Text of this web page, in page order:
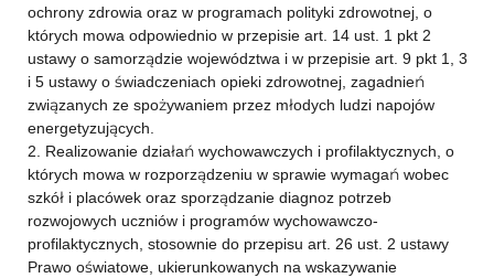
ochrony zdrowia oraz w programach polityki zdrowotnej, o
których mowa odpowiednio w przepisie art. 14 ust. 1 pkt 2
ustawy o samorządzie województwa i w przepisie art. 9 pkt 1, 3
i 5 ustawy o świadczeniach opieki zdrowotnej, zagadnień
związanych ze spożywaniem przez młodych ludzi napojów
energetyzujących.
2. Realizowanie działań wychowawczych i profilaktycznych, o
których mowa w rozporządzeniu w sprawie wymagań wobec
szkół i placówek oraz sporządzanie diagnoz potrzeb
rozwojowych uczniów i programów wychowawczo-
profilaktycznych, stosownie do przepisu art. 26 ust. 2 ustawy
Prawo oświatowe, ukierunkowanych na wskazywanie